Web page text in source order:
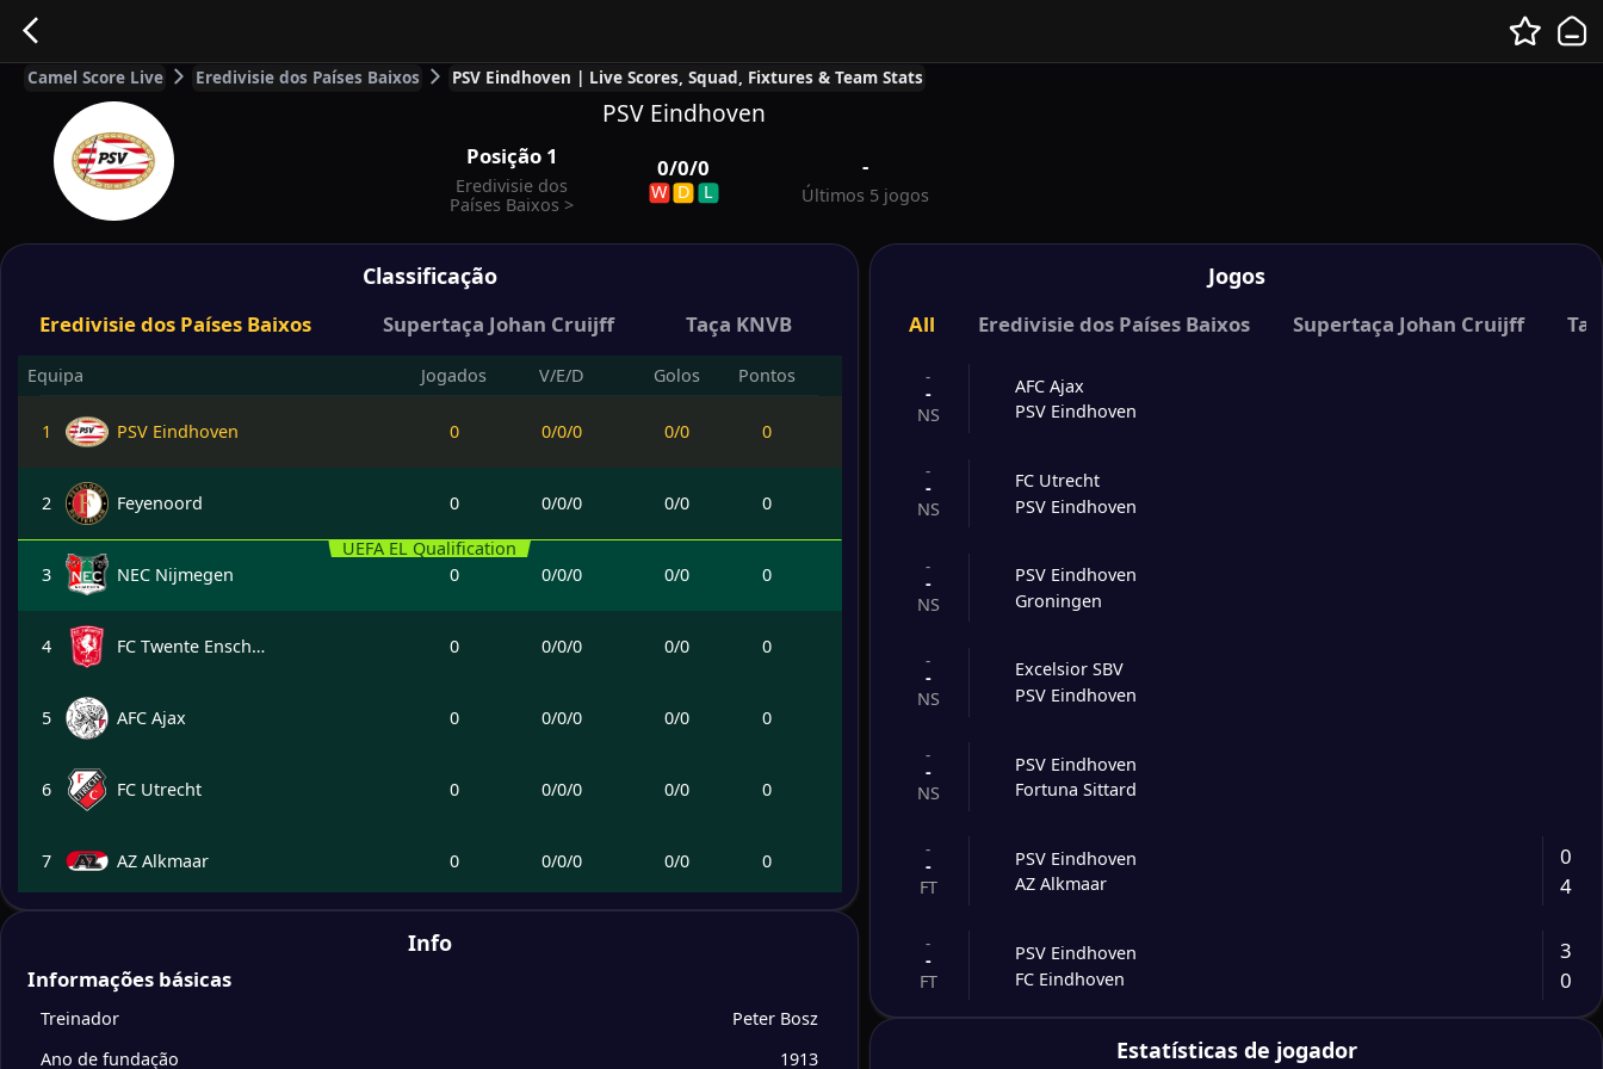
Camel Score Live Eredivisie dos Países Baixos PSV Eindhoven | Live Scores, Squad, Fixtures & Team Stats
PSV Eindhoven
Posição 1
Eredivisie dos
Países Baixos >
0/0/0
W D L
-
Últimos 5 jogos
Classificação
Eredivisie dos Países Baixos Supertaça Johan Cruijff Taça KNVB
Equipa Jogados V/E/D Golos Pontos
1 PSV Eindhoven 0 0/0/0 0/0 0
2 Feyenoord 0 0/0/0 0/0
0
UEFA EL Qualification
3
NEC Nijmegen 0 0/0/0 0/0 0
4 FC Twente Enschede 0 0/0/0 0/0 0
5 AFC Ajax 0 0/0/0 0/0 0
6 FC Utrecht 0 0/0/0 0/0 0
7 AZ Alkmaar 0 0/0/0 0/0 0
Info
Informações básicas
Treinador
Peter Bosz
Ano de fundação
1913
Jogos
All Eredivisie dos Países Baixos Supertaça Johan Cruijff
-
-
NS
AFC Ajax
PSV Eindhoven
-
-
NS
FC Utrecht
PSV Eindhoven
-
-
NS
PSV Eindhoven
Groningen
-
-
NS
Excelsior SBV
PSV Eindhoven
-
-
NS
PSV Eindhoven
Fortuna Sittard
-
-
FT
PSV Eindhoven
AZ Alkmaar
0
4
-
-
FT
PSV Eindhoven
FC Eindhoven
3
0
PSV EindhovenEstatísticas de jogador